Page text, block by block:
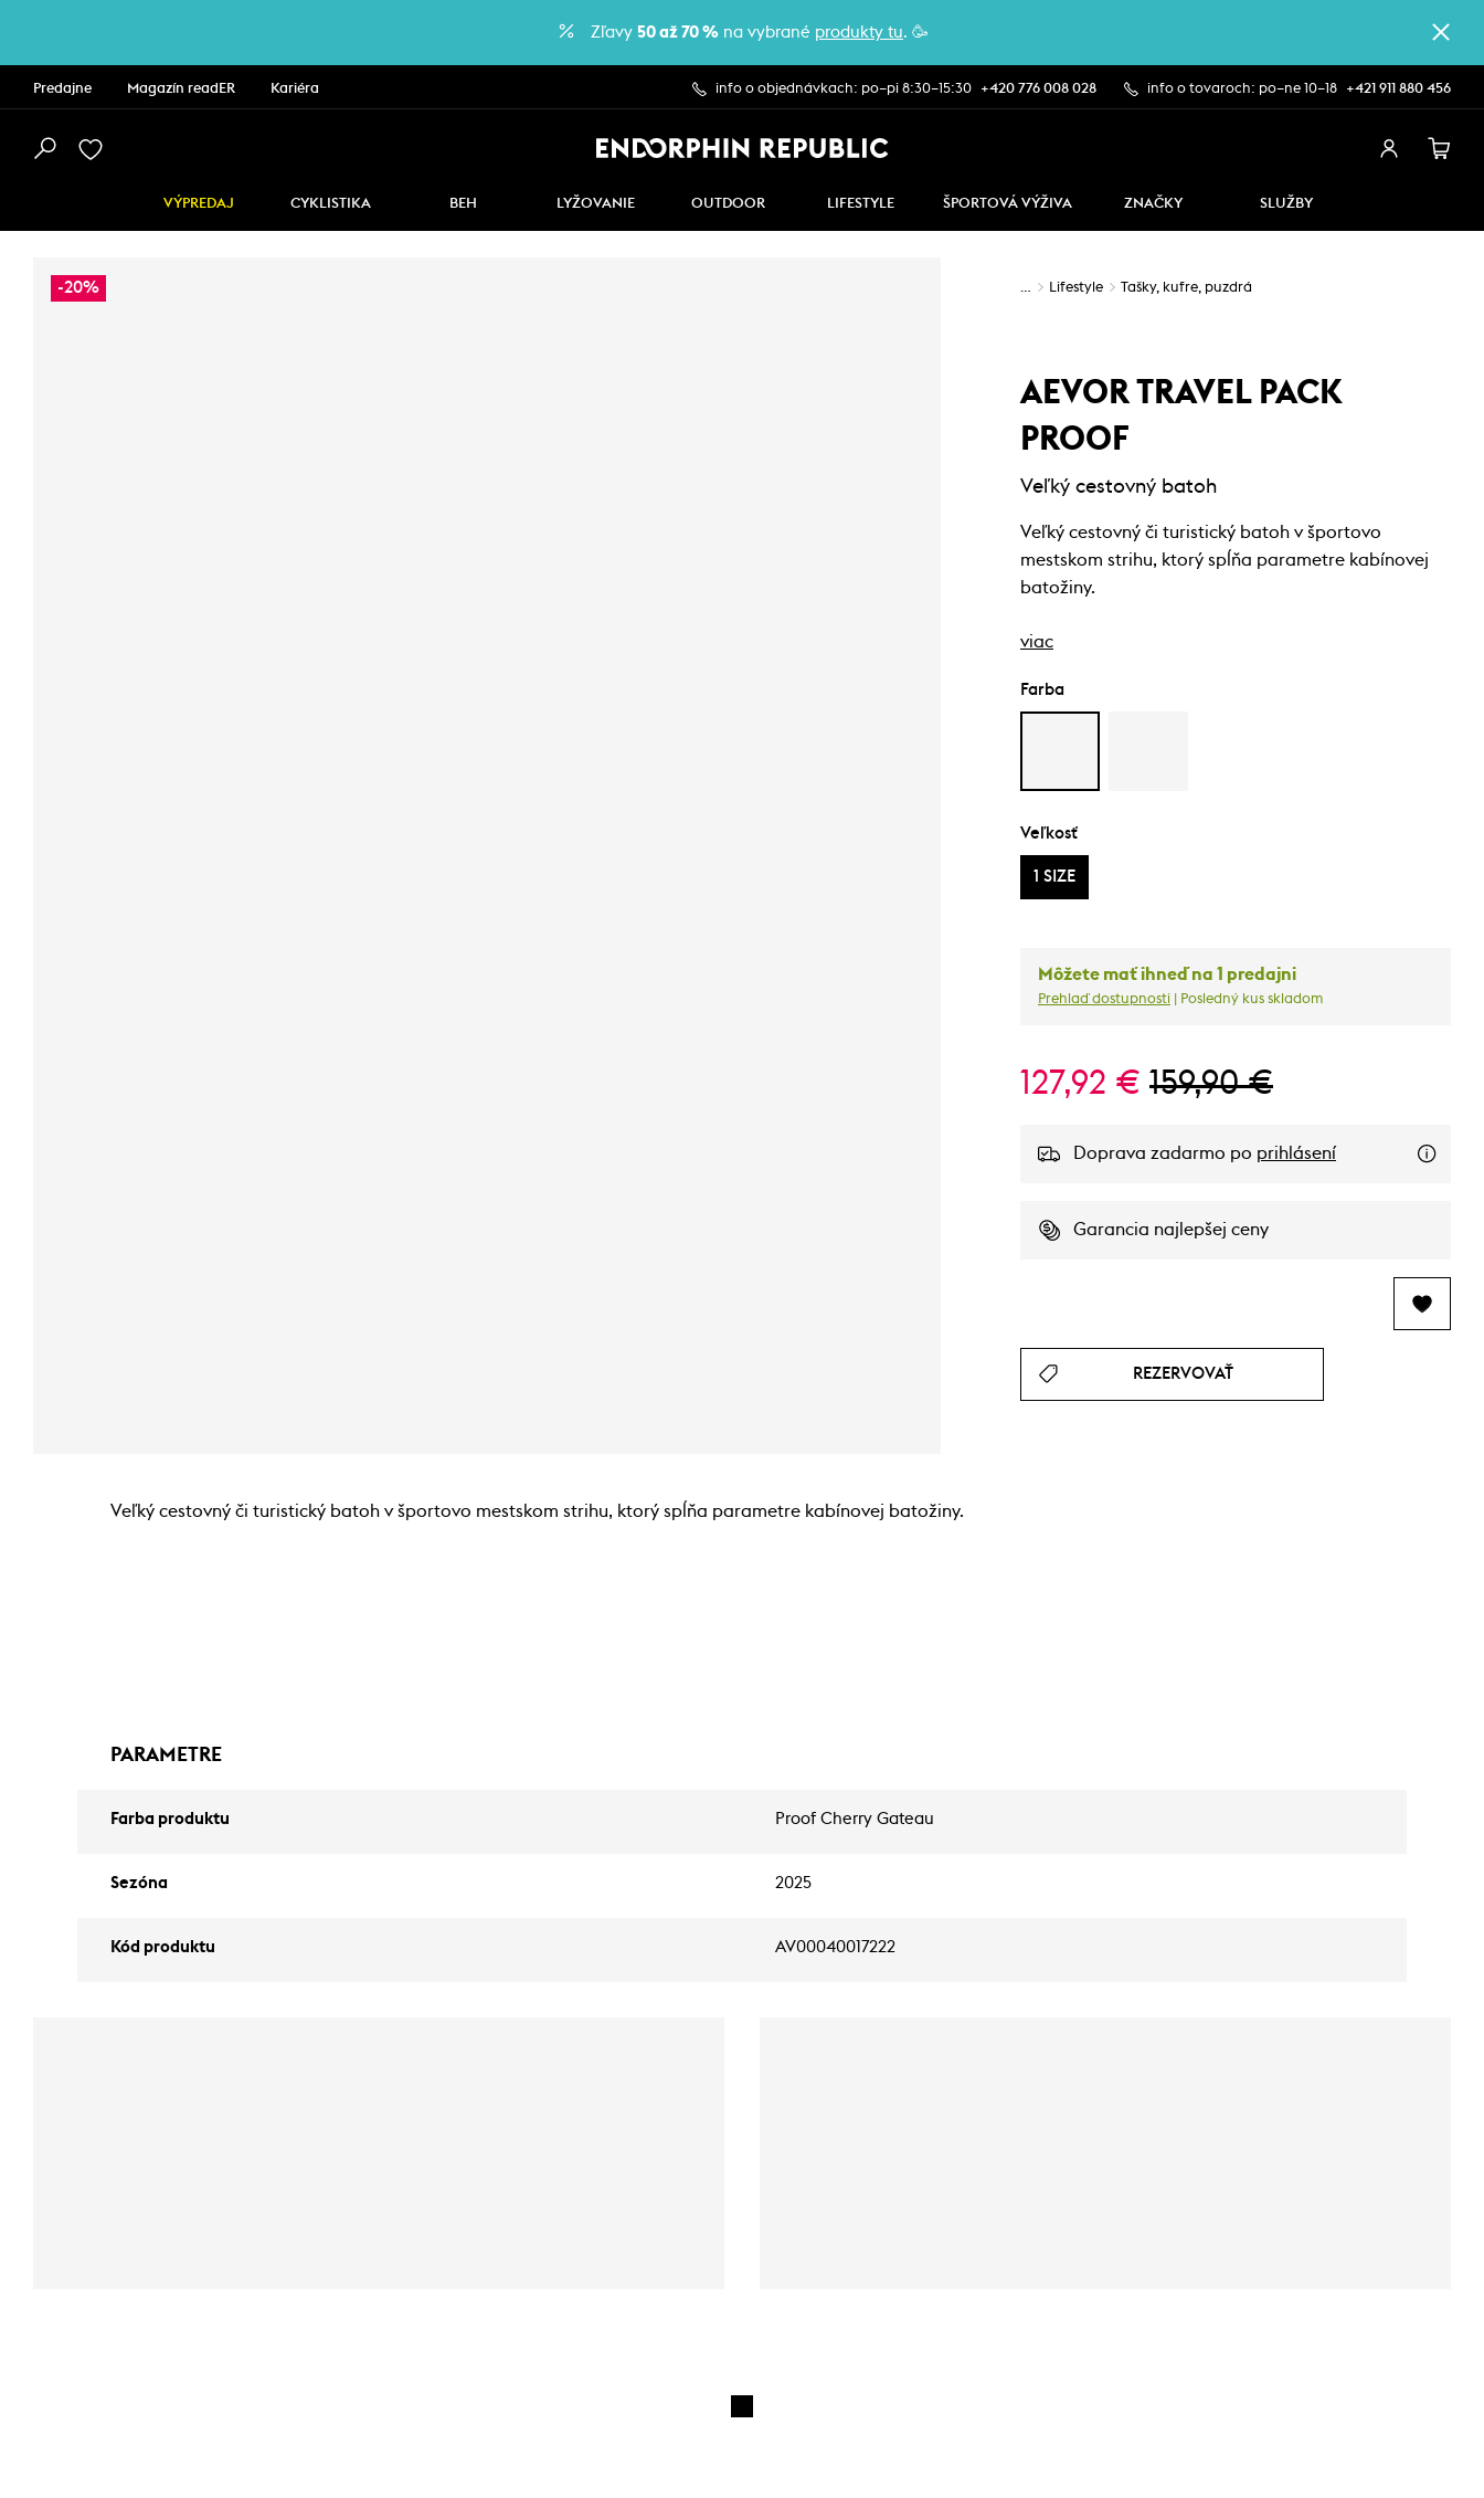
Zľavy 50 až 70 % na vybrané produkty tu. 🥳
Predajne Magazín readER Kariéra info o objednávkach: po–pi 8:30–15:30 +420 776 008 028 info o tovaroch: po–ne 10–18 +421 911 880 456
VÝPREDAJ CYKLISTIKA BEH LYŽOVANIE OUTDOOR LIFESTYLE ŠPORTOVÁ VÝŽIVA ZNAČKY SLUŽBY
-20% … Lifestyle Tašky, kufre, puzdrá
AEVOR TRAVEL PACK
PROOF
Veľký cestovný batoh
Veľký cestovný či turistický batoh v športovo
mestskom strihu, ktorý spĺňa parametre kabínovej
batožiny.
viac
Farba
Veľkosť
1 SIZE
Môžete mať ihneď na 1 predajni
Prehlaď dostupnosti | Posledný kus skladom
127,92 € 159,90 €
Doprava zadarmo po prihlásení
Garancia najlepšej ceny
REZERVOVAŤ
Veľký cestovný či turistický batoh v športovo mestskom strihu, ktorý spĺňa parametre kabínovej batožiny.
PARAMETRE
Farba produktu Proof Cherry Gateau
Sezóna 2025
Kód produktu AV00040017222